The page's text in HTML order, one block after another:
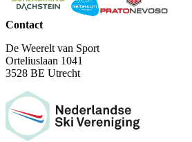
Contact
De Weerelt van Sport
Orteliuslaan 1041
3528 BE Utrecht